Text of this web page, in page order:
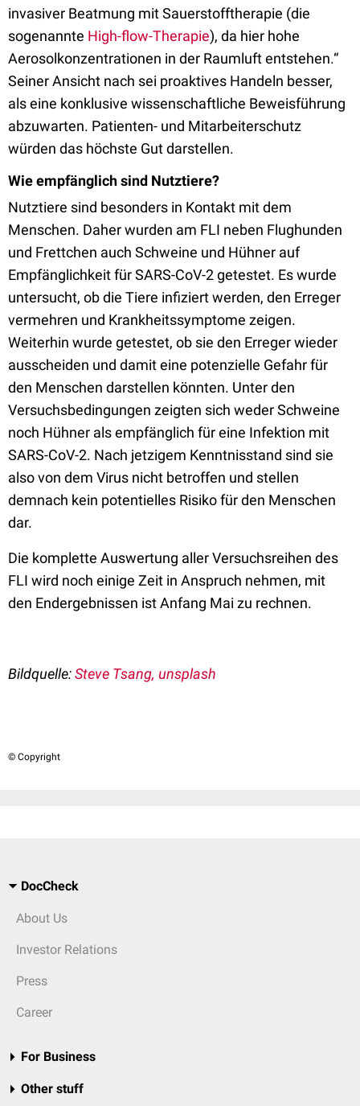
invasiver Beatmung mit Sauerstofftherapie (die
sogenannte High-flow-Therapie), da hier hohe
Aerosolkonzentrationen in der Raumluft entstehen.“
Seiner Ansicht nach sei proaktives Handeln besser,
als eine konklusive wissenschaftliche Beweisführung
abzuwarten. Patienten- und Mitarbeiterschutz
würden das höchste Gut darstellen.
Wie empfänglich sind Nutztiere?
Nutztiere sind besonders in Kontakt mit dem
Menschen. Daher wurden am FLI neben Flughunden
und Frettchen auch Schweine und Hühner auf
Empfänglichkeit für SARS-CoV-2 getestet. Es wurde
untersucht, ob die Tiere infiziert werden, den Erreger
vermehren und Krankheitssymptome zeigen.
Weiterhin wurde getestet, ob sie den Erreger wieder
ausscheiden und damit eine potenzielle Gefahr für
den Menschen darstellen könnten. Unter den
Versuchsbedingungen zeigten sich weder Schweine
noch Hühner als empfänglich für eine Infektion mit
SARS-CoV-2. Nach jetzigem Kenntnisstand sind sie
also von dem Virus nicht betroffen und stellen
demnach kein potentielles Risiko für den Menschen
dar.
Die komplette Auswertung aller Versuchsreihen des
FLI wird noch einige Zeit in Anspruch nehmen, mit
den Endergebnissen ist Anfang Mai zu rechnen.
Bildquelle:Steve Tsang, unsplash
© Copyright
DocCheck
About Us
Investor Relations
Press
Career
For Business
Other stuff